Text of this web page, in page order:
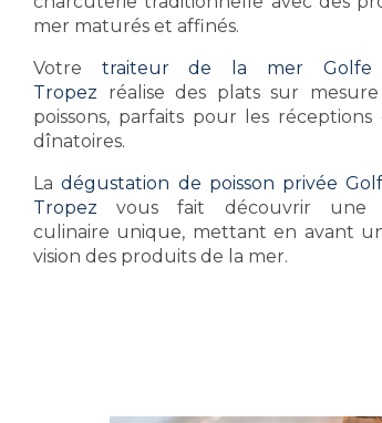
mer maturés et affinés.
Votre traiteur de la mer Golfe
Tropez réalise des plats sur
poissons, parfaits pour les
dînatoires.
Ladégustation de poisson privée
Tropez vous fait découvrir une
culinaire unique, mettant en avant
vision des produits de la mer.